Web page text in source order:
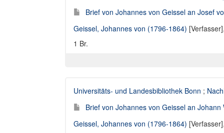
Brief von Johannes von Geissel an Josef
Geissel, Johannes von (1796-1864)
1 Br.
Universitäts- und Landesbibliothek Bonn ;
Brief von Johannes von Geissel an
Geissel, Johannes von (1796-1864)